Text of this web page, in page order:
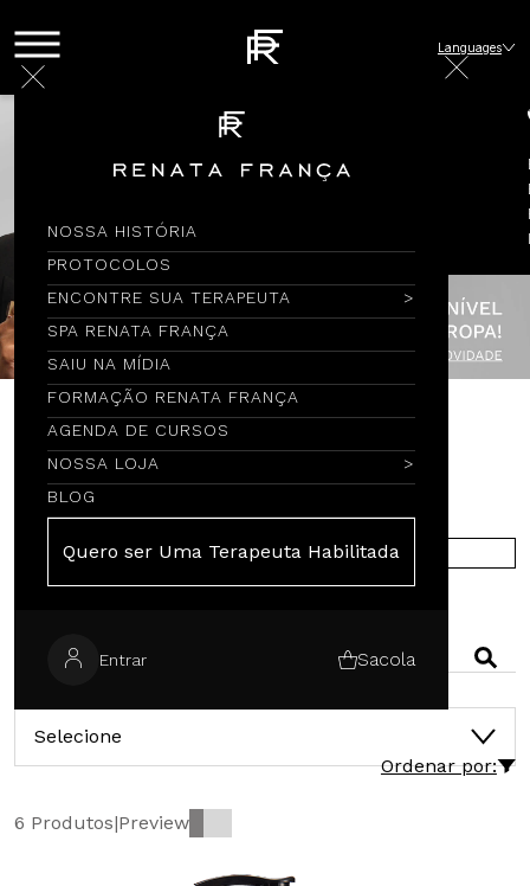
NOSSA HISTÓRIA
PROTOCOLOS
ENCONTRE SUA TERAPEUTA
SPA RENATA FRANÇA
SAIU NA MÍDIA
FORMAÇÃO RENATA FRANÇA
AGENDA DE CURSOS
NOSSA LOJA
BLOG
Quero ser Uma Terapeuta Habilitada
Entrar Sacola
Languages
Encontre por Nome
COMPRE NA EUROPA
Selecione
Ordenar por:
6 Produtos|Preview